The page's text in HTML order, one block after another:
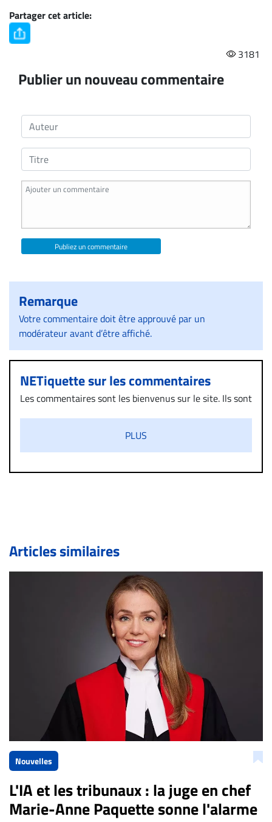
Partager cet article:
3181
Publier un nouveau commentaire
Publiez un commentaire
Remarque
Votre commentaire doit être approuvé par un
modérateur avant d’être affiché.
NETiquette sur les commentaires
Les commentaires sont les bienvenus sur le site. Ils sont
diffamatoire. Si malgré cette politique de modération,
un commentaire publié sur le site vous dérange, prenez
immédiatement contact par courriel (info@droit-
de validation, un droit de réponse.
Bien à vous,
La Rédaction de Droit-inc.com
PLUS
Articles similaires
Nouvelles
L'IA et les tribunaux : la juge en chef
Marie-Anne Paquette sonne l'alarme